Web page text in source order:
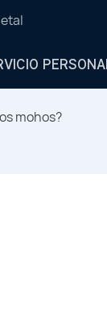
mohos?